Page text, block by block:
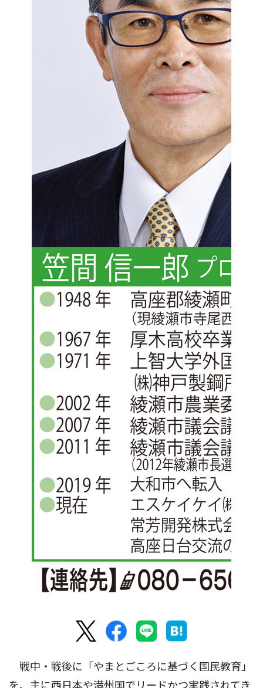
戦中・戦後に「やまとごころに基づく国民教育」
を、主に西日本や満州国でリードかつ実践されてき